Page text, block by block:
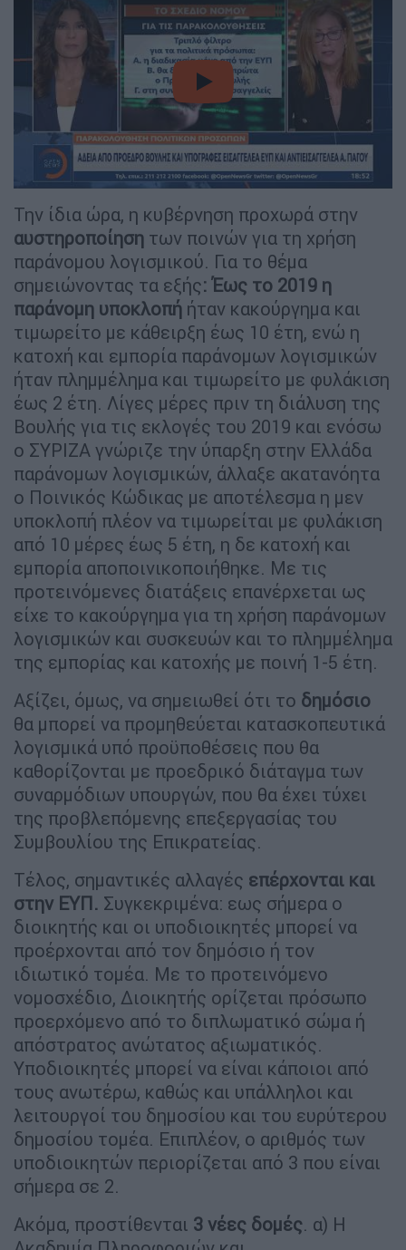
video
Την ίδια ώρα, η κυβέρνηση προχωρά στην
αυστηροποίηση των ποινών για τη χρήση
παράνομου λογισμικού. Για το θέμα
σημειώνοντας τα εξής: Έως το 2019 η
παράνομη υποκλοπή ήταν κακούργημα και
τιμωρείτο με κάθειρξη έως 10 έτη, ενώ η
κατοχή και εμπορία παράνομων λογισμικών
ήταν πλημμέλημα και τιμωρείτο με φυλάκιση
έως 2 έτη. Λίγες μέρες πριν τη διάλυση της
Βουλής για τις εκλογές του 2019 και ενόσω
ο ΣΥΡΙΖΑ γνώριζε την ύπαρξη στην Ελλάδα
παράνομων λογισμικών, άλλαξε ακατανόητα
ο Ποινικός Κώδικας με αποτέλεσμα η μεν
υποκλοπή πλέον να τιμωρείται με φυλάκιση
από 10 μέρες έως 5 έτη, η δε κατοχή και
εμπορία αποποινικοποιήθηκε. Με τις
προτεινόμενες διατάξεις επανέρχεται ως
είχε το κακούργημα για τη χρήση παράνομων
λογισμικών και συσκευών και το πλημμέλημα
της εμπορίας και κατοχής με ποινή 1-5 έτη.
Αξίζει, όμως, να σημειωθεί ότι το δημόσιο
θα μπορεί να προμηθεύεται κατασκοπευτικά
λογισμικά υπό προϋποθέσεις που θα
καθορίζονται με προεδρικό διάταγμα των
συναρμόδιων υπουργών, που θα έχει τύχει
της προβλεπόμενης επεξεργασίας του
Συμβουλίου της Επικρατείας.
Τέλος, σημαντικές αλλαγές επέρχονται και
στην ΕΥΠ. Συγκεκριμένα: εως σήμερα ο
διοικητής και οι υποδιοικητές μπορεί να
προέρχονται από τον δημόσιο ή τον
ιδιωτικό τομέα. Με το προτεινόμενο
νομοσχέδιο, Διοικητής ορίζεται πρόσωπο
προερχόμενο από το διπλωματικό σώμα ή
απόστρατος ανώτατος αξιωματικός.
Υποδιοικητές μπορεί να είναι κάποιοι από
τους ανωτέρω, καθώς και υπάλληλοι και
λειτουργοί του δημοσίου και του ευρύτερου
δημοσίου τομέα. Επιπλέον, ο αριθμός των
υποδιοικητών περιορίζεται από 3 που είναι
σήμερα σε 2.
Ακόμα, προστίθενται 3 νέες δομές. α) Η